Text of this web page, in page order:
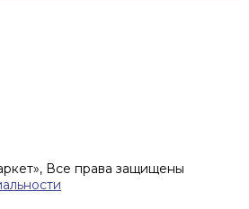
Все права защищены